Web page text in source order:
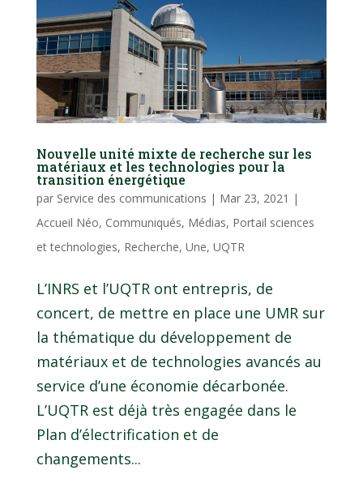
Nouvelle unité mixte de recherche sur les
matériaux et les technologies pour la
transition énergétique
par Service des communications | Mar 23, 2021 |
Accueil Néo, Communiqués, Médias, Portail sciences
et technologies, Recherche, Une, UQTR
L’INRS et l’UQTR ont entrepris, de
concert, de mettre en place une UMR sur
la thématique du développement de
matériaux et de technologies avancés au
service d’une économie décarbonée.
L’UQTR est déjà très engagée dans le
Plan d’électrification et de
changements...